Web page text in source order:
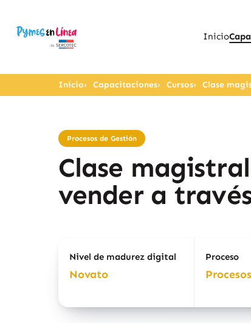
Inicio
Inicio Capacitaciones Cursos Clase
Procesos de Gestión
Clase
vender a
Nivel de madurez digital
Novato
Proceso